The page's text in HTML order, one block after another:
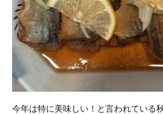
今年は特に美味しい！と言われている